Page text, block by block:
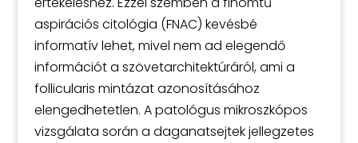
aspirációs citológia (FNAC) kevésbé
informatív lehet, mivel nem ad elegendő
információt a szövetarchitektúráról, ami a
follicularis mintázat azonosításához
elengedhetetlen. A patológus mikroszkópos
vizsgálata során a daganatsejtek jellegzetes